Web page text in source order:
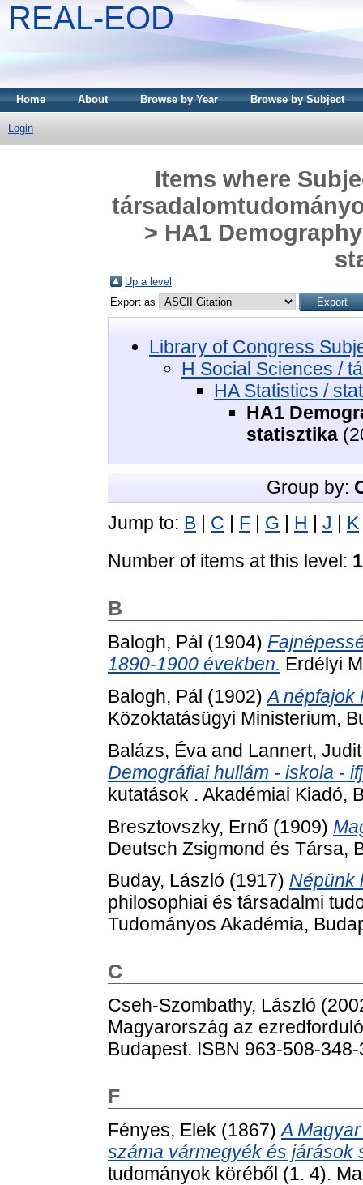
REAL-EOD
Home About Browse by Year Browse by Subject
Login
Items where
> HA1
Up a level
Export as
Library of Congress
H Social Sciences /
HA Statistics /
HA1
statisztika
Group by:
Jump to: B C F G H J K
Number of items at this level:
B
Balogh, Pál (1904)
1890-1900 években. Erdélyi
Balogh, Pál (1902)A népfajok
Közoktatásügyi Ministerium,
Balázs, Éva and Lannert, Judit
Demográfiai hullám - iskola -
kutatások . Akadémiai Kiadó,
Bresztovszky, Ernő (1909)
Deutsch Zsigmond és Társa,
Buday, László (1917) Népünk
philosophiai és társadalmi
Tudományos Akadémia,
C
Cseh-Szombathy, László
Magyarország az
Budapest. ISBN 963-508-348-
F
Fényes, Elek (1867)A
száma vármegyék és járások
tudományok köréből (1. 4).